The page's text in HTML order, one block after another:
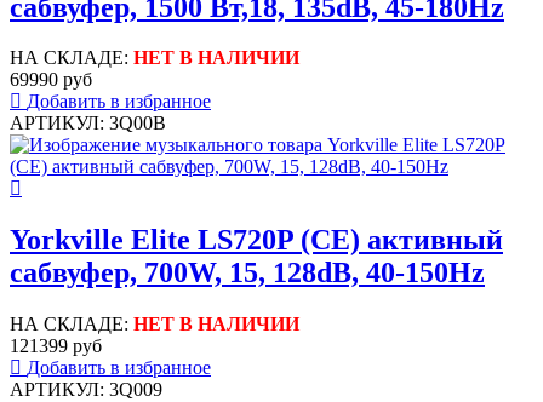
сабвуфер, 1500 Вт,18, 135dB, 45-180Hz
НА СКЛАДЕ: НЕТ В НАЛИЧИИ
69990 руб
Добавить в избранное
АРТИКУЛ: 3Q00B
Yorkville Elite LS720P (CE) активный
сабвуфер, 700W, 15, 128dB, 40-150Hz
НА СКЛАДЕ: НЕТ В НАЛИЧИИ
121399 руб
Добавить в избранное
АРТИКУЛ: 3Q009